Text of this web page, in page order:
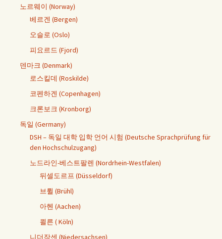
노르웨이 (Norway)
베르겐 (Bergen)
오슬로 (Oslo)
피요르드 (Fjord)
덴마크 (Denmark)
로스킬데 (Roskilde)
코펜하겐 (Copenhagen)
크론보크 (Kronborg)
독일 (Germany)
DSH – 독일 대학 입학 언어 시험 (Deutsche Sprachprüfung für
den Hochschulzugang)
노드라인-베스트팔렌 (Nordrhein-Westfalen)
뒤셀도르프 (Düsseldorf)
브륄 (Brühl)
아헨 (Aachen)
쾰른 ( Köln)
니더작센 (Niedersachsen)